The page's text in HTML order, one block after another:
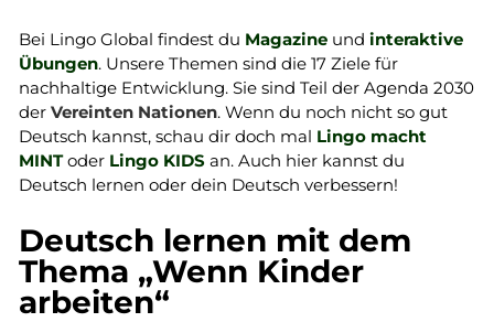
Bei Lingo Global findest du Magazine und interaktive
Übungen. Unsere Themen sind die 17 Ziele für
nachhaltige Entwicklung. Sie sind Teil der Agenda 2030
derVereinten Nationen. Wenn du noch nicht so gut
Deutsch kannst, schau dir doch mal Lingo macht
MINToder Lingo KIDS an. Auch hier kannst du
Deutsch lernen oder dein Deutsch verbessern!
Deutsch lernen mit dem
Thema „Wenn Kinder
arbeiten“